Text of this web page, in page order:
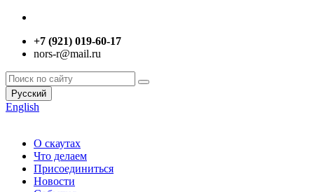
+7 (921) 019-60-17
nors-r@mail.ru
Русский
English
О скаутах
Что делаем
Присоединиться
Новости